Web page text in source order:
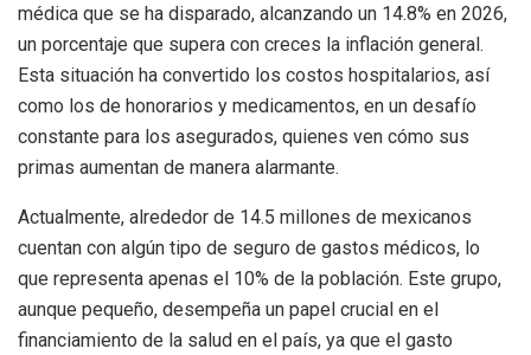
médica que se ha disparado, alcanzando un 14.8% en 2026,
un porcentaje que supera con creces la inflación general.
Esta situación ha convertido los costos hospitalarios, así
como los de honorarios y medicamentos, en un desafío
constante para los asegurados, quienes ven cómo sus
primas aumentan de manera alarmante.
Actualmente, alrededor de 14.5 millones de mexicanos
cuentan con algún tipo de seguro de gastos médicos, lo
que representa apenas el 10% de la población. Este grupo,
aunque pequeño, desempeña un papel crucial en el
financiamiento de la salud en el país, ya que el gasto